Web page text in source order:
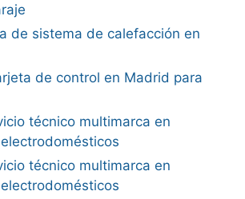
de sistema de calefacción en
de control en Madrid para
técnico multimarca en
técnico multimarca en